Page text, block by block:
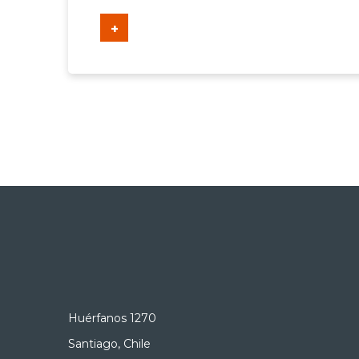
+
Huérfanos 1270
Santiago, Chile